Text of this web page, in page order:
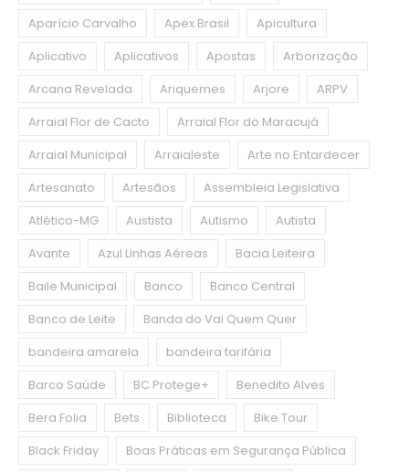
Aparício Carvalho Apex Brasil
Apicultura
Aplicativo
Aplicativos Apostas
Arborização
Arcana Revelada
Ariquemes Arjore
ARPV
Arraial Flor de Cacto
Arraial Flor do Maracujá
Arraial Municipal
Arraialeste
Arte no Entardecer
Artesanato
Artesãos
Assembleia Legislativa
Atlético-MG
Austista Autismo
Autista
Avante
Azul Linhas Aéreas
Bacia Leiteira
Baile Municipal
Banco
Banco Central
Banco de Leite
Banda do Vai Quem Quer
bandeira amarela
bandeira tarifária
Barco Saúde
BC Protege+
Benedito Alves
Bera Folia
Bets Biblioteca
Bike Tour
Black Friday
Boas Práticas em Segurança Pública